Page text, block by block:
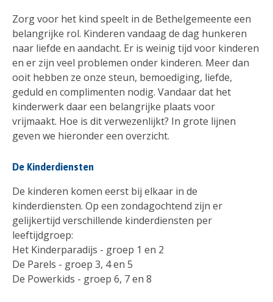
Zorg voor het kind speelt in de Bethelgemeente een
belangrijke rol. Kinderen vandaag de dag hunkeren
naar liefde en aandacht. Er is weinig tijd voor kinderen
en er zijn veel problemen onder kinderen. Meer dan
ooit hebben ze onze steun, bemoediging, liefde,
geduld en complimenten nodig. Vandaar dat het
kinderwerk daar een belangrijke plaats voor
vrijmaakt. Hoe is dit verwezenlijkt? In grote lijnen
geven we hieronder een overzicht.
De Kinderdiensten
De kinderen komen eerst bij elkaar in de
kinderdiensten. Op een zondagochtend zijn er
gelijkertijd verschillende kinderdiensten per
leeftijdgroep:
Het Kinderparadijs - groep 1 en 2
De Parels - groep 3, 4 en 5
De Powerkids - groep 6, 7 en 8